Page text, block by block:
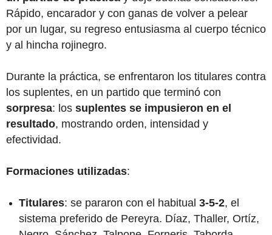
Rápido, encarador y con ganas de volver a pelear
por un lugar, su regreso entusiasma al cuerpo técnico
y al hincha rojinegro.
Durante la práctica, se enfrentaron los titulares contra
los suplentes, en un partido que terminó con
sorpresa: los suplentes se impusieron en el
resultado, mostrando orden, intensidad y
efectividad.
Formaciones utilizadas:
Titulares: se pararon con el habitual 3-5-2, el
sistema preferido de Pereyra. Díaz, Thaller, Ortíz,